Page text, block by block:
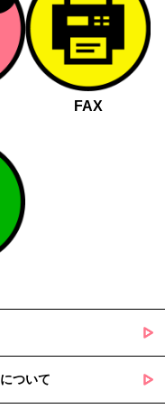
に必要がある場合であっ
とき
の推進のために特に必要
る事が困難であるとき
の委託を受けた者が法令
協力する必要がある場合
って当該事務の遂行に支
きる管理体制を敷き実行
FAX
ついて